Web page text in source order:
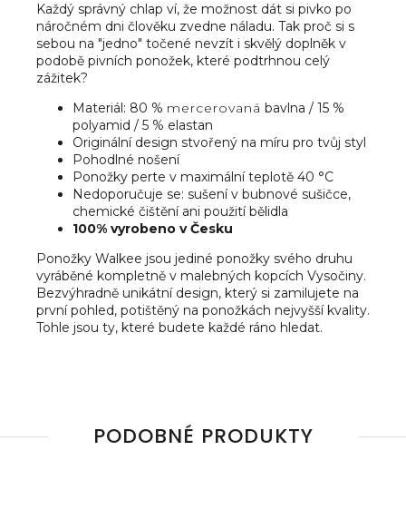
Každý správný chlap ví, že možnost dát si pivko po
náročném dni člověku zvedne náladu. Tak proč si s
sebou na "jedno" točené nevzít i skvělý doplněk v
podobě pivních ponožek, které podtrhnou celý
zážitek?
Materiál: 80 % mercerovaná bavlna / 15 %
polyamid / 5 % elastan
Originální design stvořený na míru pro tvůj styl
Pohodlné nošení
Ponožky perte v maximální teplotě 40 °C
Nedoporučuje se: sušení v bubnové sušičce,
chemické čištění ani použití bělidla
100% vyrobeno v Česku
Ponožky Walkee jsou jediné ponožky svého druhu
vyráběné kompletně v malebných kopcích Vysočiny.
Bezvýhradně unikátní design, který si zamilujete na
první pohled, potištěný na ponožkách nejvyšší kvality.
Tohle jsou ty, které budete každé ráno hledat.
PODOBNÉ PRODUKTY